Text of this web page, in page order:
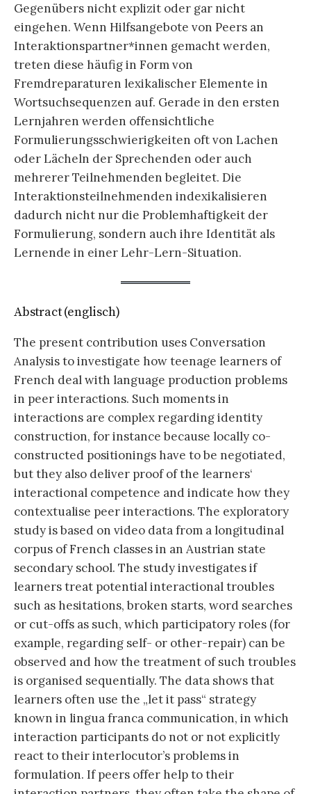
Gegenübers nicht explizit oder gar nicht
eingehen. Wenn Hilfsangebote von Peers an
Interaktionspartner*innen gemacht werden,
treten diese häufig in Form von
Fremdreparaturen lexikalischer Elemente in
Wortsuchsequenzen auf. Gerade in den ersten
Lernjahren werden offensichtliche
Formulierungsschwierigkeiten oft von Lachen
oder Lächeln der Sprechenden oder auch
mehrerer Teilnehmenden begleitet. Die
Interaktionsteilnehmenden indexikalisieren
dadurch nicht nur die Problemhaftigkeit der
Formulierung, sondern auch ihre Identität als
Lernende in einer Lehr-Lern-Situation.
Abstract (englisch)
The present contribution uses Conversation
Analysis to investigate how teenage learners of
French deal with language production problems
in peer interactions. Such moments in
interactions are complex regarding identity
construction, for instance because locally co-
constructed positionings have to be negotiated,
but they also deliver proof of the learners‘
interactional competence and indicate how they
contextualise peer interactions. The exploratory
study is based on video data from a longitudinal
corpus of French classes in an Austrian state
secondary school. The study investigates if
learners treat potential interactional troubles
such as hesitations, broken starts, word searches
or cut-offs as such, which participatory roles (for
example, regarding self- or other-repair) can be
observed and how the treatment of such troubles
is organised sequentially. The data shows that
learners often use the „let it pass“ strategy
known in lingua franca communication, in which
interaction participants do not or not explicitly
react to their interlocutor’s problems in
formulation. If peers offer help to their